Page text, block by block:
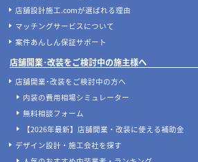
店舗設計施工.comが選ばれる理由
マッチングサービスについて
案件あんしん保証サポート
店舗開業･改装をご検討中の施主様へ
店舗開業･改装をご検討中の方へ
内装の費用相場シミュレーター
無料相談フォーム
【2026年最新】店舗開業・改装に使える補助金
デザイン設計・施工会社を探す